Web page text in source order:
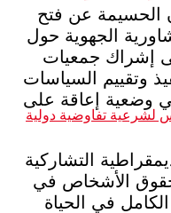
عن فتح
الجهوية حول
إشراك جمعيات
وتقييم السياسات
وضعية إعاقة على
التشاركية
الأشخاص في
في الحياة